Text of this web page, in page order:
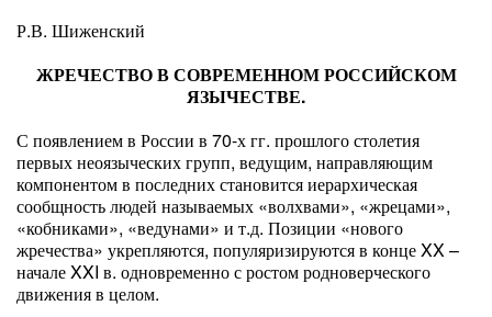
Р.В. Шиженский
ЖРЕЧЕСТВО В СОВРЕМЕННОМ РОССИЙСКОМ
ЯЗЫЧЕСТВЕ.
С появлением в России в 70-х гг. прошлого столетия
первых неоязыческих групп, ведущим, направляющим
компонентом в последних становится иерархическая
сообщность людей называемых «волхвами», «жрецами»,
«кобниками», «ведунами» и т.д. Позиции «нового
жречества» укрепляются, популяризируются в конце XX –
начале XXI в. одновременно с ростом родноверческого
движения в целом.